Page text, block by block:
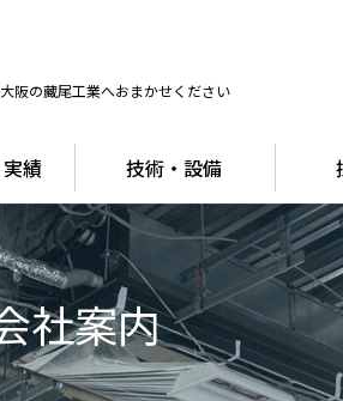
阪の藏尾工業へおまかせください
績 技術・設備
社案内